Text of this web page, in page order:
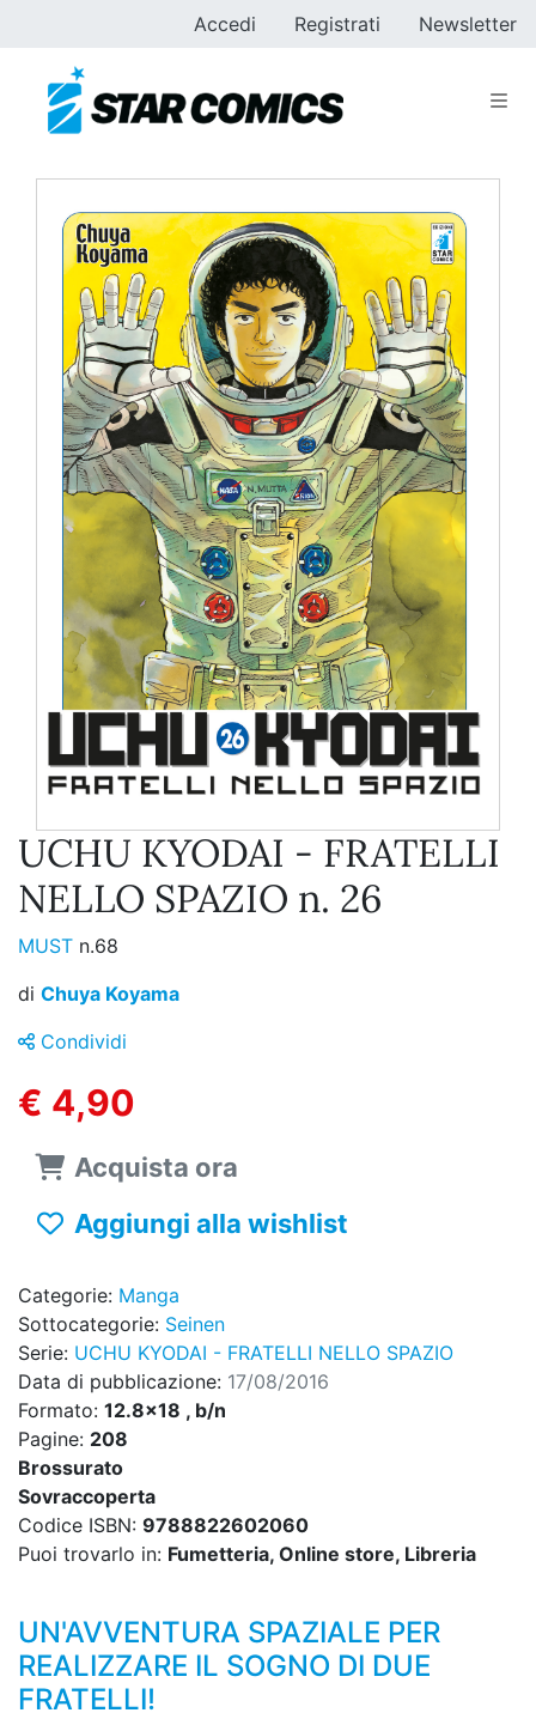
Accedi Registrati Newsletter
UCHU KYODAI - FRATELLI
NELLO SPAZIO n. 26
MUST n.68
di Chuya Koyama
Condividi
€ 4,90
Acquista ora
Aggiungi alla wishlist
Categorie: Manga
Sottocategorie: Seinen
Serie: UCHU KYODAI - FRATELLI NELLO SPAZIO
Data di pubblicazione: 17/08/2016
Formato: 12.8x18 , b/n
Pagine: 208
Brossurato
Sovraccoperta
Codice ISBN: 9788822602060
Puoi trovarlo in: Fumetteria, Online store, Libreria
UN'AVVENTURA SPAZIALE PER
REALIZZARE IL SOGNO DI DUE
FRATELLI!